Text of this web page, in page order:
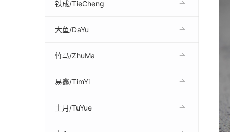
铁成/TieCheng
大鱼/DaYu
竹马/ZhuMa
易鑫/TimYi
土月/TuYue